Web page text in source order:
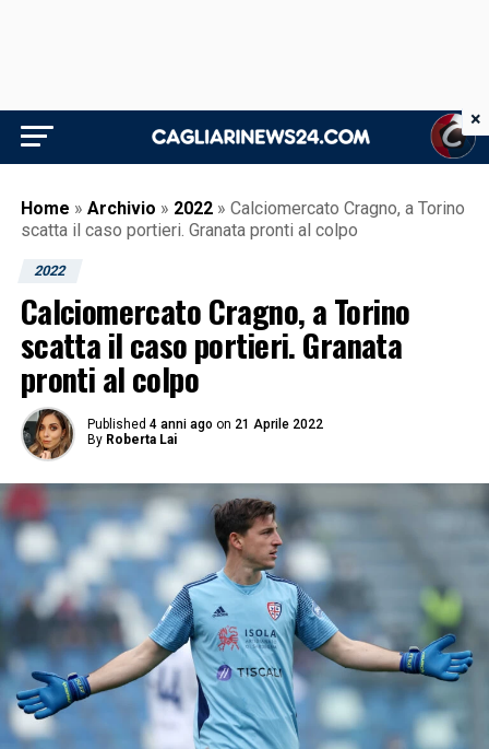
Home » Archivio » 2022 » Calciomercato Cragno, a Torino
scatta il caso portieri. Granata pronti al colpo
2022
Calciomercato Cragno, a Torino
scatta il caso portieri. Granata
pronti al colpo
Published 4 anni ago on 21 Aprile 2022
By Roberta Lai
×